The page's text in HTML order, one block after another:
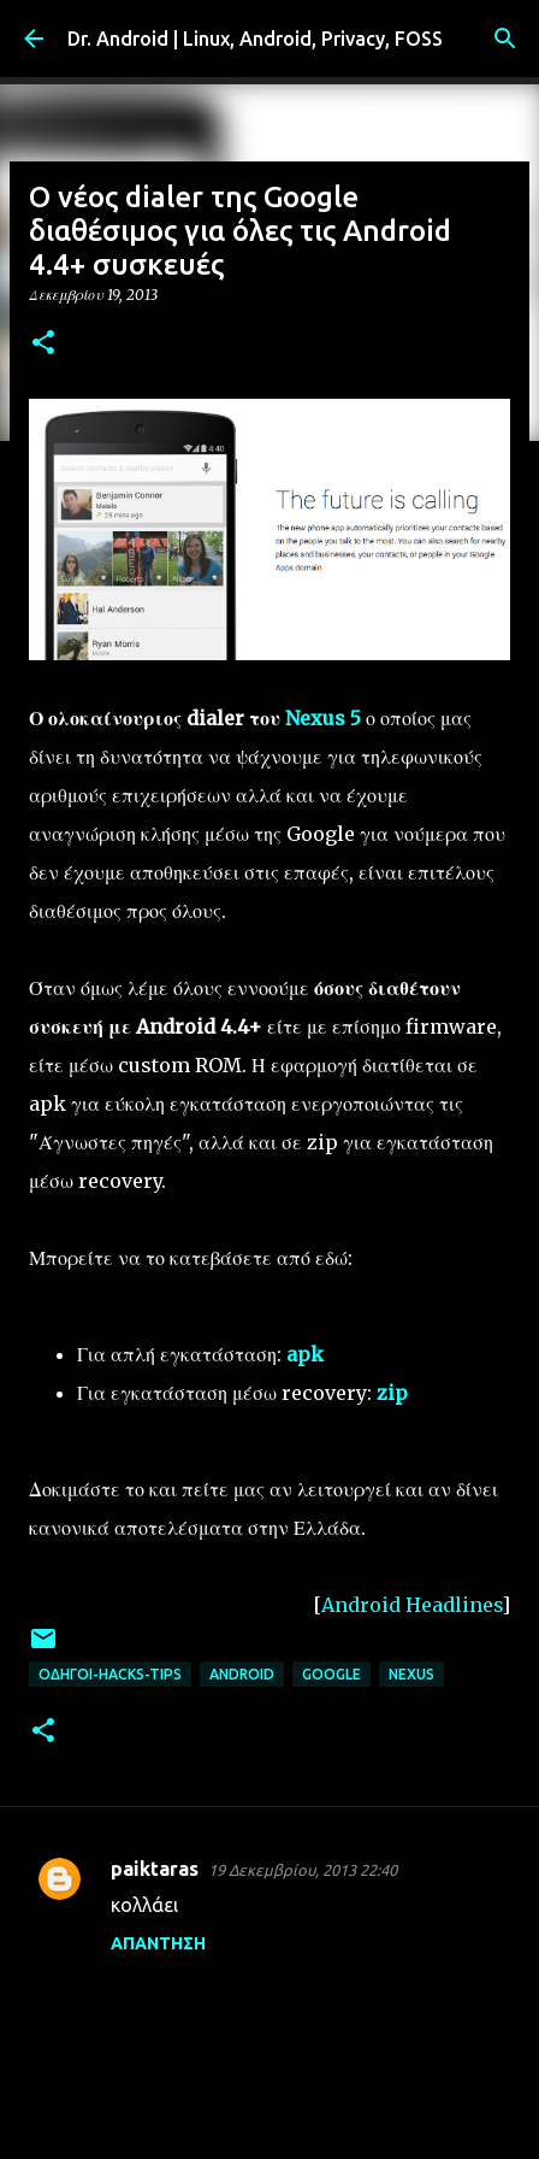
Μετάβαση στο κύριο περιεχόμενο
Dr. Android | Linux, Android, Privacy, FOSS
Ο νέος dialer της Google
διαθέσιμος για όλες τις Android
4.4+ συσκευές
Δεκεμβρίου 19, 2013
Ο ολοκαίνουριος dialer του Nexus 5 ο οποίος μας
δίνει τη δυνατότητα να ψάχνουμε για τηλεφωνικούς
αριθμούς επιχειρήσεων αλλά και να έχουμε
αναγνώριση κλήσης μέσω της Google για νούμερα που
δεν έχουμε αποθηκεύσει στις επαφές, είναι επιτέλους
διαθέσιμος προς όλους.
Όταν όμως λέμε όλους εννοούμε όσους διαθέτουν
συσκευή με Android 4.4+ είτε με επίσημο firmware,
είτε μέσω custom ROM. Η εφαρμογή διατίθεται σε
apk για εύκολη εγκατάσταση ενεργοποιώντας τις
"Άγνωστες πηγές", αλλά και σε zip για εγκατάσταση
μέσω recovery.
Μπορείτε να το κατεβάσετε από εδώ:
Για απλή εγκατάσταση: apk
Για εγκατάσταση μέσω recovery: zip
Δοκιμάστε το και πείτε μας αν λειτουργεί και αν δίνει
κανονικά αποτελέσματα στην Ελλάδα.
[Android Headlines]
ΟΔΗΓΟΊ-HACKS-TIPS ANDROID GOOGLE NEXUS
Σ
paiktaras 19 Δεκεμβρίου, 2013 22:40
κολλάει
ΑΠΆΝΤΗΣΗ